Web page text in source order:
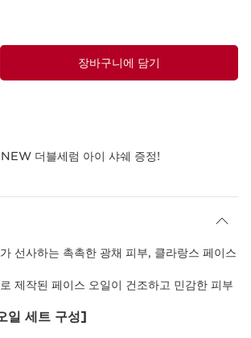
장바구니에 담기
더블세럼 아이 샤쉐 증정!
선사하는 촉촉한 광채 피부, 클라랑스 페이스
제작된 페이스 오일이 건조하고 민감한 피부
일 세트 구성]